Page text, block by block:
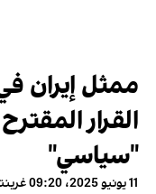
ممثل إيران
القرار
"سياسي"
11 يونيو 2025، 09:20 غرينتش+1